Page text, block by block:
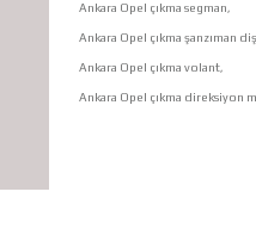
Ankara Opel çıkma segman,
Ankara Opel çıkma şanzıman
Ankara Opel çıkma volant,
Ankara Opel çıkma direksiyon